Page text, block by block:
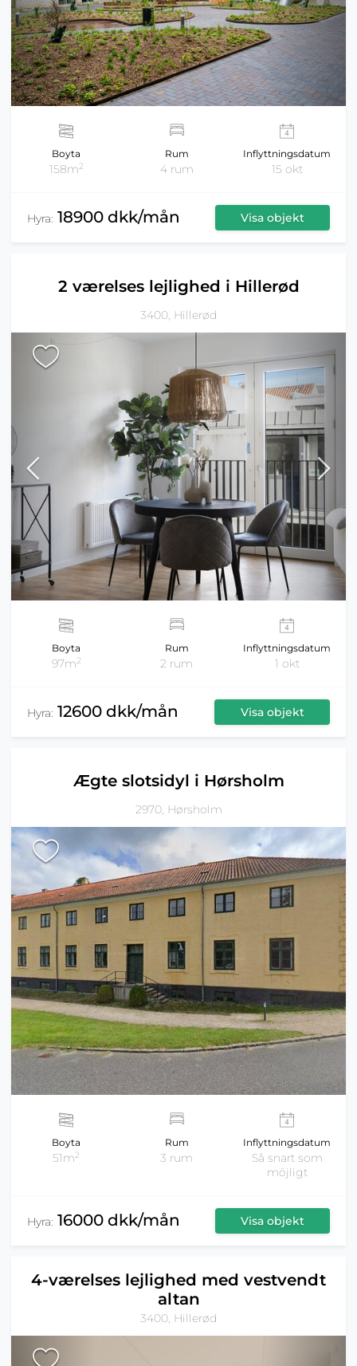
Boyta
158m2
Rum
4 rum
Inflyttningsdatum
15 okt
Hyra: 18900 dkk/mån Visa objekt
2 værelses lejlighed i Hillerød
3400, Hillerød
Boyta
97m2
Rum
2 rum
Inflyttningsdatum
1 okt
Hyra: 12600 dkk/mån Visa objekt
Ægte slotsidyl i Hørsholm
2970, Hørsholm
Boyta
51m2
Rum
3 rum
Inflyttningsdatum
Så snart som
möjligt
Hyra: 16000 dkk/mån Visa objekt
4-værelses lejlighed med vestvendt
altan
3400, Hillerød